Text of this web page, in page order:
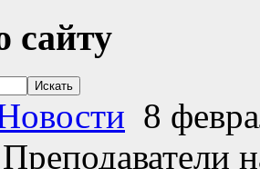
сайту
8